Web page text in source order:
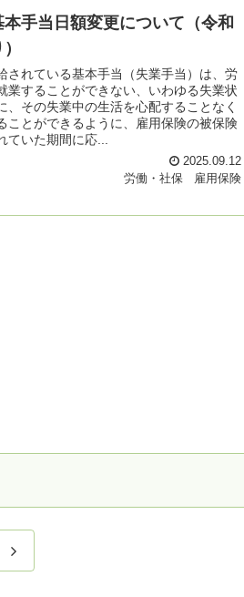
本手当日額変更について（令和
されている基本手当（失業手当）は、労
業することができない、いわゆる失業状
、その失業中の生活を心配することなく
ことができるように、雇用保険の被保険
ていた期間に応...
2025.09.12
労働・社保
雇用保険